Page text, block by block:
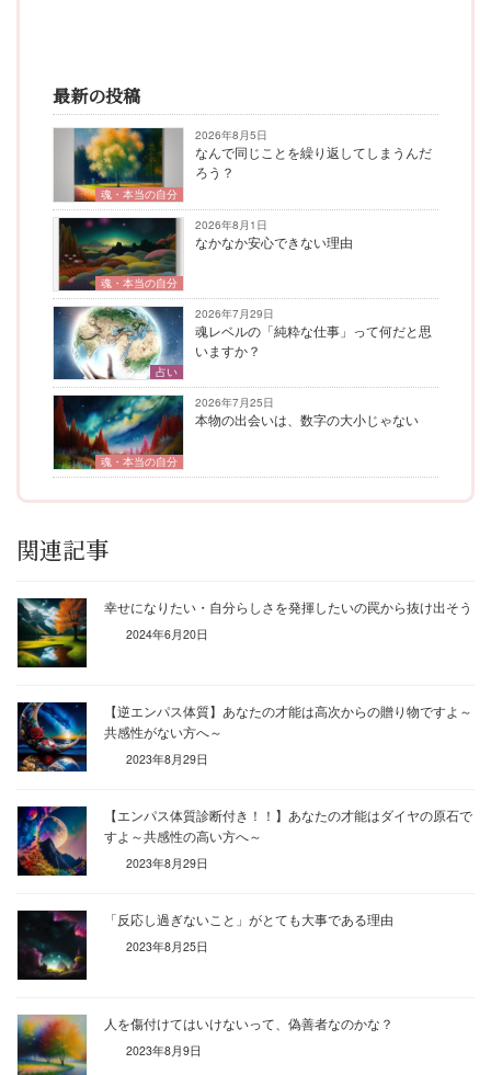
最新の投稿
魂・本当の自分
2026年8月5日
なんで同じことを繰り返してしまうんだ
ろう？
魂・本当の自分
2026年8月1日
なかなか安心できない理由
占い
2026年7月29日
魂レベルの「純粋な仕事」って何だと思
いますか？
魂・本当の自分
2026年7月25日
本物の出会いは、数字の大小じゃない
関連記事
幸せになりたい・自分らしさを発揮したいの罠から抜け出そう
2024年6月20日
【逆エンパス体質】あなたの才能は高次からの贈り物ですよ～
共感性がない方へ～
2023年8月29日
【エンパス体質診断付き！！】あなたの才能はダイヤの原石で
すよ～共感性の高い方へ～
2023年8月29日
「反応し過ぎないこと」がとても大事である理由
2023年8月25日
人を傷付けてはいけないって、偽善者なのかな？
2023年8月9日